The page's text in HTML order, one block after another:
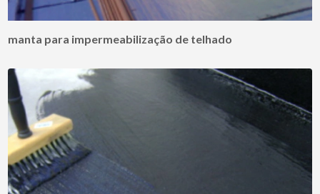
manta para impermeabilização de telhado